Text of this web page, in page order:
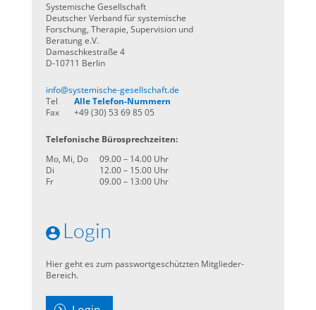
Systemische Gesellschaft
Deutscher Verband für systemische
Forschung, Therapie, Supervision und
Beratung e.V.
Damaschkestraße 4
D-10711 Berlin
info@systemische-gesellschaft.de
Tel
Alle Telefon-Nummern
Fax
+49 (30) 53 69 85 05
Telefonische Bürosprechzeiten:
Mo, Mi, Do
09.00 – 14.00 Uhr
Di
12.00 – 15.00 Uhr
Fr
09.00 – 13:00 Uhr
Login
Hier geht es zum passwortgeschützten Mitglieder-
Bereich.